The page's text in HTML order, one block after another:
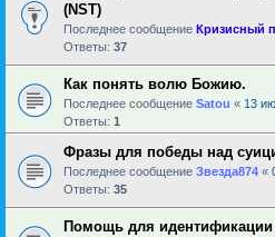
(NST)
Последнее сообщение Кризисный
Ответы: 37
Как понять волю Божию.
Последнее сообщение Satou « 13
Ответы: 1
Фразы для победы над
Последнее сообщение Звезда874 «
Ответы: 35
Помощь для